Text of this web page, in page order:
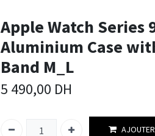
Apple Watch Series
Aluminium Case
Band M_L
5 490,00 DH